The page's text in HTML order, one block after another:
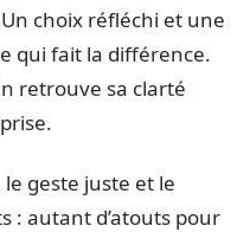
choix réfléchi et une
qui fait la différence.
retrouve sa clarté
geste juste et le
: autant d’atouts pour